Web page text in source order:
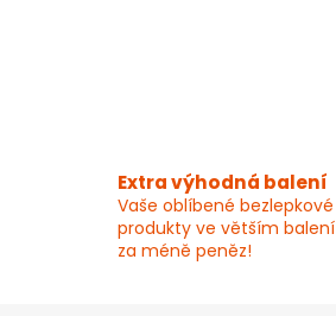
Extra výhodná balení
Vaše oblíbené bezlepkové
produkty ve větším balení
za méně peněz!